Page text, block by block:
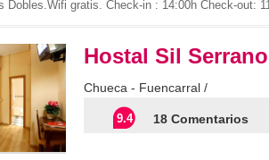
Dobles.Wifi gratis. Check-in : 14:00h Check-out:
Hostal Sil
Chueca - Fuencarral /
9.4 18 Comentarios